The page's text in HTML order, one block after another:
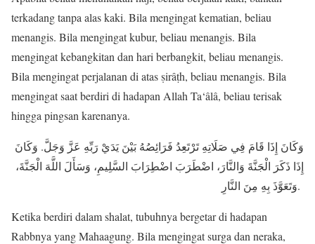
terkadang tanpa alas kaki. Bila mengingat kematian, beliau
menangis. Bila mengingat kubur, beliau menangis. Bila
mengingat kebangkitan dan hari berbangkit, beliau menangis.
Bila mengingat perjalanan di atas ṣirâṭh, beliau menangis. Bila
mengingat saat berdiri di hadapan Allah Ta‘âlâ, beliau terisak
hingga pingsan karenanya.
وَكَانَ إِذَا قَامَ فِي صَلَاتِهِ تَرْتَعِدُ فَرَائِصُهُ بَيْنَ يَدَيْ رَبِّهِ عَزَّ وَجَلَّ. وَكَانَ
إِذَا ذَكَرَ الْجَنَّةَ وَالنَّارَ، اضْطَرَبَ اضْطِرَابَ السَّلِيمِ، وَسَأَلَ اللَّهَ الْجَنَّةَ،
وَتَعَوَّذَ بِهِ مِنَ النَّارِ.
Ketika berdiri dalam shalat, tubuhnya bergetar di hadapan
Rabbnya yang Mahaagung. Bila mengingat surga dan neraka,